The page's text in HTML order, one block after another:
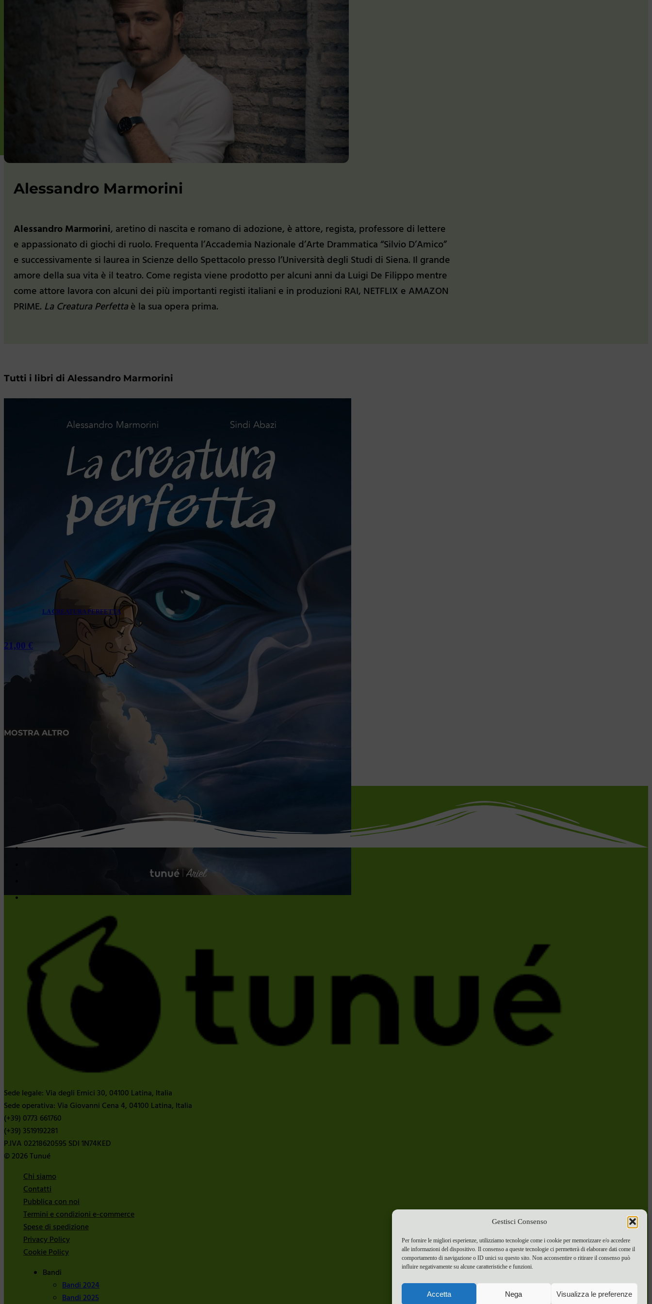
Gestisci Consenso
Per fornire le migliori esperienze, utilizziamo tecnologie come i cookie per memorizzare e/o accedere
alle informazioni del dispositivo. Il consenso a queste tecnologie ci permetterà di elaborare dati come il
comportamento di navigazione o ID unici su questo sito. Non acconsentire o ritirare il consenso può
influire negativamente su alcune caratteristiche e funzioni.
Accetta Nega Visualizza le preferenze
Alessandro Marmorini
Alessandro Marmorini, aretino di nascita e romano di adozione, è attore, regista, professore di lettere
e appassionato di giochi di ruolo. Frequenta l’Accademia Nazionale d’Arte Drammatica “Silvio D’Amico”
e successivamente si laurea in Scienze dello Spettacolo presso l’Università degli Studi di Siena. Il grande
amore della sua vita è il teatro. Come regista viene prodotto per alcuni anni da Luigi De Filippo mentre
come attore lavora con alcuni dei più importanti registi italiani e in produzioni RAI, NETFLIX e AMAZON
PRIME. La Creatura Perfettaè la sua opera prima.
Tutti i libri di Alessandro Marmorini
LA CREATURA PERFETTA
21,00 €
MOSTRA ALTRO
Sede legale: Via degli Ernici 30, 04100 Latina, Italia
Sede operativa: Via Giovanni Cena 4, 04100 Latina, Italia
(+39) 0773 661760
(+39) 3519192281
P.IVA 02218620595 SDI 1N74KED
© 2026 Tunué
Chi siamo
Contatti
Pubblica con noi
Termini e condizioni e-commerce
Spese di spedizione
Privacy Policy
Cookie Policy
Bandi
Bandi 2024
Bandi 2025